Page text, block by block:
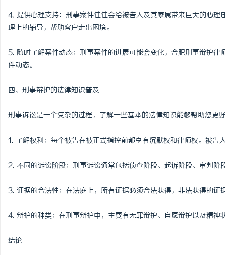
4. 提供心理支持：刑事案件往往会给被告人及其家属带来巨大的心
理上的辅导，帮助客户走出困境。
5. 随时了解案件动态：刑事案件的进展可能会变化，合肥刑事辩护
件动态。
四、刑事辩护的法律知识普及
刑事诉讼是一个复杂的过程，了解一些基本的法律知识能够帮助您更
1. 了解权利：每个被告在被正式指控前都享有沉默权和律师权。被告
2. 不同的诉讼阶段：刑事诉讼通常包括侦查阶段、起诉阶段、审判
3. 证据的合法性：在法庭上，所有证据必须合法获得，非法获得的证
4. 辩护的种类：在刑事辩护中，主要有无罪辩护、自愿辩护以及精
结论